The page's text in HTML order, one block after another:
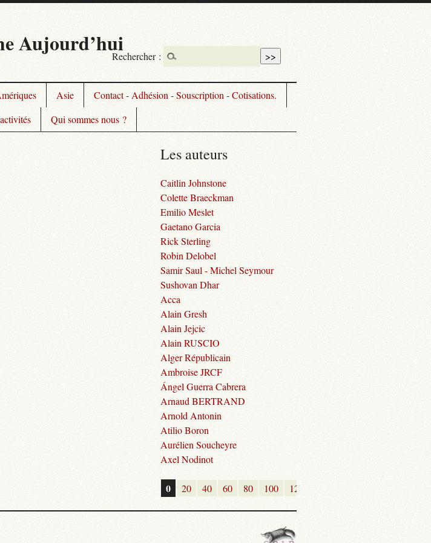
Aujourd’hui
Asie
Contact - Adhésion - Souscription - Cotisations.
Qui sommes nous ?
Rechercher :
Les auteurs
Caitlin Johnstone
Colette Braeckman
Emilio Meslet
Gaetano Garcia
Rick Sterling
Robin Delobel
Samir Saul - Michel Seymour
Sushovan Dhar
Acca
Alain Gresh
Alain Jejcic
Alain RUSCIO
Alger Républicain
Ambroise JRCF
Ángel Guerra Cabrera
Arnaud BERTRAND
Arnold Antonin
Atilio Boron
Aurélien Soucheyre
Axel Nodinot
0 20 40 60 80 100 120